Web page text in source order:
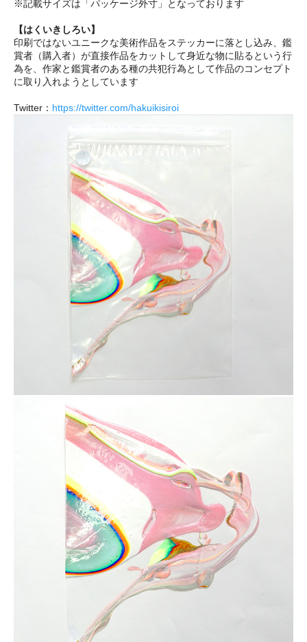
※記載サイズは「パッケージ外寸」となっております
【はくいきしろい】
印刷ではないユニークな美術作品をステッカーに落とし込み、鑑
賞者（購入者）が直接作品をカットして身近な物に貼るという行
為を、作家と鑑賞者のある種の共犯行為として作品のコンセプト
に取り入れようとしています
Twitter： https://twitter.com/hakuikisiroi